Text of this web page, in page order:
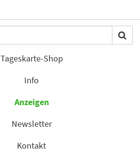
Tageskarte-Shop
Info
Anzeigen
Newsletter
Kontakt